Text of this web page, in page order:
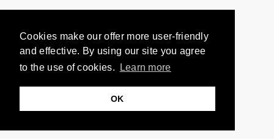
Cookies make our offer more user-friendly
and effective. By using our site you agree
to the use of cookies.
Learn more
OK